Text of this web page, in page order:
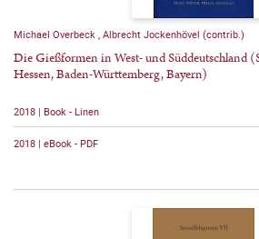
Michael Overbeck , Albrecht Jockenhövel (contrib.)
Die Gießformen in West- und Süddeutschland
Hessen, Baden-Württemberg, Bayern)
2018 | Book - Linen
2018 | eBook - PDF